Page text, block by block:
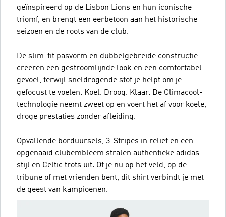
geïnspireerd op de Lisbon Lions en hun iconische
triomf, en brengt een eerbetoon aan het historische
seizoen en de roots van de club.
De slim-fit pasvorm en dubbelgebreide constructie
creëren een gestroomlijnde look en een comfortabel
gevoel, terwijl sneldrogende stof je helpt om je
gefocust te voelen. Koel. Droog. Klaar. De Climacool-
technologie neemt zweet op en voert het af voor koele,
droge prestaties zonder afleiding.
Opvallende borduursels, 3-Stripes in reliëf en een
opgenaaid clubembleem stralen authentieke adidas
stijl en Celtic trots uit. Of je nu op het veld, op de
tribune of met vrienden bent, dit shirt verbindt je met
de geest van kampioenen.